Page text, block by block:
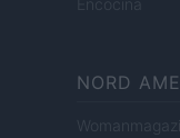
Encocina
NORD